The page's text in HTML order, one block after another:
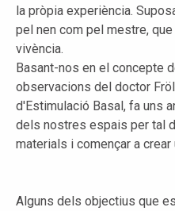
la pròpia experiència.
pel nen com pel mestre,
vivència.
Basant-nos en el concepte
observacions del doctor
d'Estimulació Basal, fa uns
dels nostres espais per tal
materials i començar a
Alguns dels objectius que